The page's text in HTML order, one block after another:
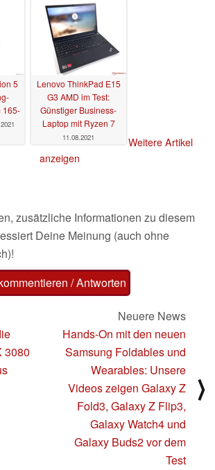
5
165-
Lenovo ThinkPad E15
G3 AMD im Test:
Günstiger Business-
Laptop mit Ryzen 7
11.08.2021
Weitere Artikel
anzeigen
zusätzliche Informationen zu diesem
Deine Meinung (auch ohne
/ Antworten
3080
Neuere News
Hands-On mit den neuen
Samsung Foldables und
Wearables: Unsere
Videos zeigen Galaxy Z
Fold3, Galaxy Z Flip3,
Galaxy Watch4 und
Galaxy Buds2 vor dem
Test
⟩